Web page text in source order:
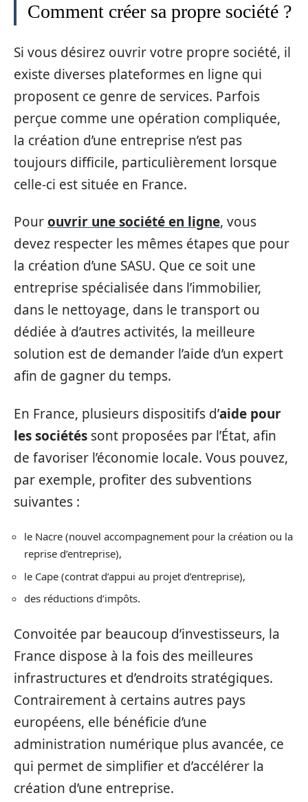
Comment créer sa propre société ?
Si vous désirez ouvrir votre propre société, il
existe diverses plateformes en ligne qui
proposent ce genre de services. Parfois
perçue comme une opération compliquée,
la création d’une entreprise n’est pas
toujours difficile, particulièrement lorsque
celle-ci est située en France.
Pourouvrir une société en ligne, vous
devez respecter les mêmes étapes que pour
la création d’une SASU. Que ce soit une
entreprise spécialisée dans l’immobilier,
dans le nettoyage, dans le transport ou
dédiée à d’autres activités, la meilleure
solution est de demander l’aide d’un expert
afin de gagner du temps.
En France, plusieurs dispositifs d’aide pour
les sociétés sont proposées par l’État, afin
de favoriser l’économie locale. Vous pouvez,
par exemple, profiter des subventions
suivantes :
le Nacre (nouvel accompagnement pour la création ou la
reprise d’entreprise),
le Cape (contrat d’appui au projet d’entreprise),
des réductions d’impôts.
Convoitée par beaucoup d’investisseurs, la
France dispose à la fois des meilleures
infrastructures et d’endroits stratégiques.
Contrairement à certains autres pays
européens, elle bénéficie d’une
administration numérique plus avancée, ce
qui permet de simplifier et d’accélérer la
création d’une entreprise.